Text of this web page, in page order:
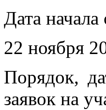
Дата начала
22 ноября
Порядок,
заявок на